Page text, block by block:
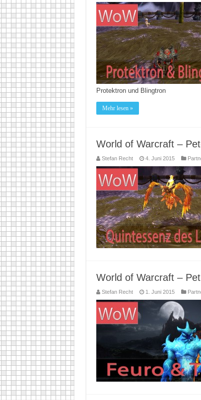
Protektron und Blingtron
Mehr lesen »
World of Warcraft –
Stefan Recht 4. Juni 2015
World of Warcraft –
Stefan Recht 1. Juni 2015